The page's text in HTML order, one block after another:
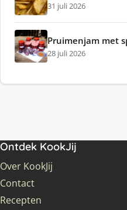
31 juli 2026
Pruimenjam met
28 juli 2026
Ontdek KookJij
Over KookJij
Contact
Recepten